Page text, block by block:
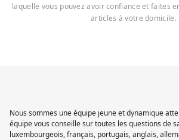
laquelle vous pouvez avoir confiance et faites
articles à votre domicile.
Nous sommes une équipe jeune et dynamique
équipe vous conseille sur toutes les questions de
luxembourgeois, français, portugais, anglais,